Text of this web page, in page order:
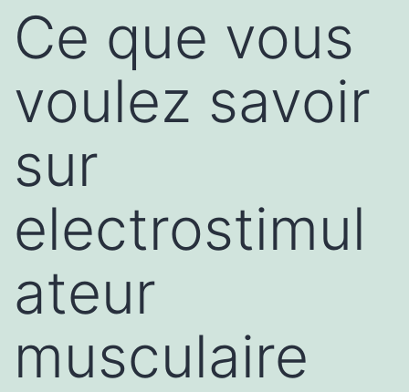
Ce que vous
voulez savoir
sur
electrostimul
ateur
musculaire